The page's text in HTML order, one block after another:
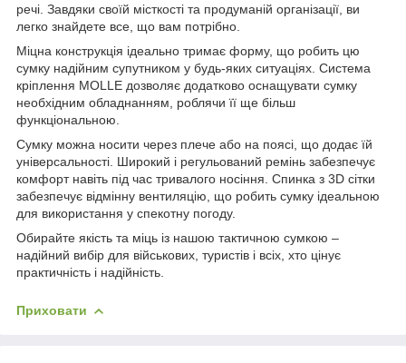
речі. Завдяки своїй місткості та продуманій організації, ви
легко знайдете все, що вам потрібно.
Міцна конструкція ідеально тримає форму, що робить цю
сумку надійним супутником у будь-яких ситуаціях. Система
кріплення MOLLE дозволяє додатково оснащувати сумку
необхідним обладнанням, роблячи її ще більш
функціональною.
Сумку можна носити через плече або на поясі, що додає їй
універсальності. Широкий і регульований ремінь забезпечує
комфорт навіть під час тривалого носіння. Спинка з 3D сітки
забезпечує відмінну вентиляцію, що робить сумку ідеальною
для використання у спекотну погоду.
Обирайте якість та міць із нашою тактичною сумкою –
надійний вибір для військових, туристів і всіх, хто цінує
практичність і надійність.
Приховати